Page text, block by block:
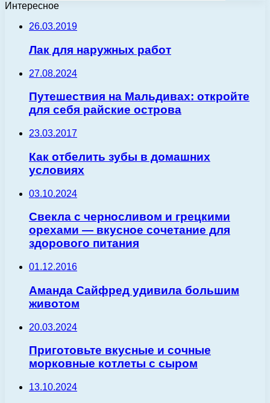
Интересное
26.03.2019
Лак для наружных работ
27.08.2024
Путешествия на Мальдивах: откройте
для себя райские острова
23.03.2017
Как отбелить зубы в домашних
условиях
03.10.2024
Свекла с черносливом и грецкими
орехами — вкусное сочетание для
здорового питания
01.12.2016
Аманда Сайфред удивила большим
животом
20.03.2024
Приготовьте вкусные и сочные
морковные котлеты с сыром
13.10.2024